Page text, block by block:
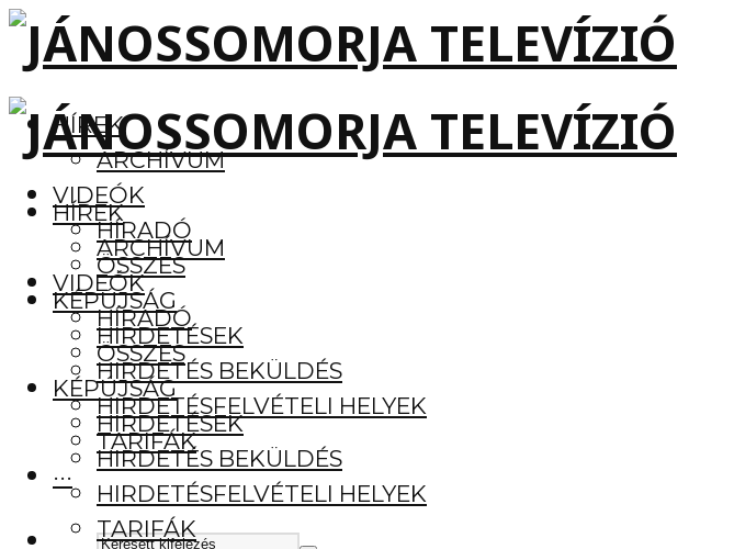
HÍREK
ARCHÍVUM
VIDEÓK
HÍRADÓ
ÖSSZES
KÉPÚJSÁG
HIRDETÉSEK
HIRDETÉS BEKÜLDÉS
HIRDETÉSFELVÉTELI HELYEK
TARIFÁK
···
HÍREK
ARCHÍVUM
VIDEÓK
HÍRADÓ
ÖSSZES
KÉPÚJSÁG
HIRDETÉSEK
HIRDETÉS BEKÜLDÉS
HIRDETÉSFELVÉTELI HELYEK
TARIFÁK